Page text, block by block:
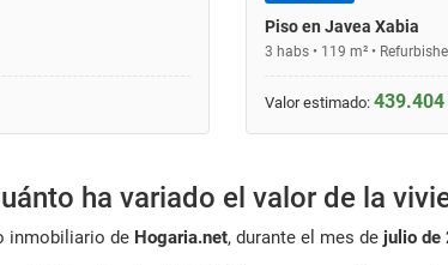
Piso en Javea Xabia
3 habs • 119 m² •
Valor estimado: 439.404
ha variado el valor de la
inmobiliario de Hogaria.net, durante el mes de julio de